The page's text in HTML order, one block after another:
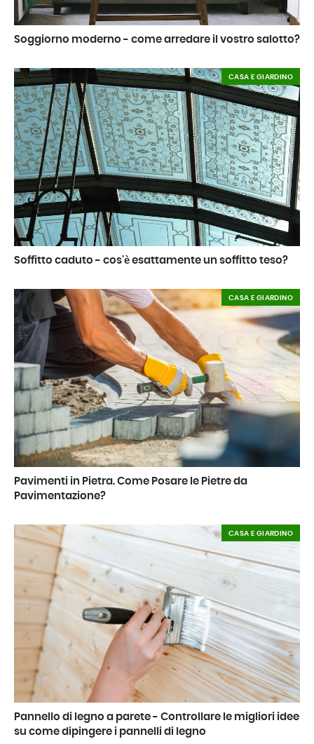
Soggiorno moderno - come arredare il vostro salotto?
Soffitto caduto - cos'è esattamente un soffitto teso?
CASA E GIARDINO
Pavimenti in Pietra. Come Posare le Pietre da
Pavimentazione?
CASA E GIARDINO
Pannello di legno a parete - Controllare le migliori idee
su come dipingere i pannelli di legno
CASA E GIARDINO